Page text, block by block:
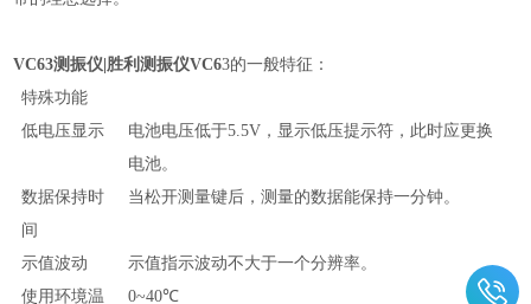
VC63测振仪 胜利测振仪VC63的一般特征：
特殊功能
低电压显示
电池电压低于5.5V ，显示低压提示符，此时应更换
电池。
数据保持时
间
当松开测量键后，测量的数据能保持一分钟。
示值波动
示值指示波动不大于一个分辨率。
使用环境温
0~40℃